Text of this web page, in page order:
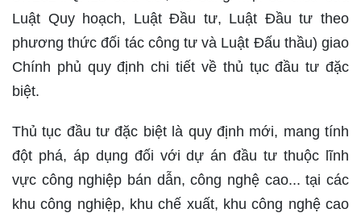
Luật Quy hoạch, Luật Đầu tư, Luật Đầu tư theo
phương thức đối tác công tư và Luật Đấu thầu) giao
Chính phủ quy định chi tiết về thủ tục đầu tư đặc
biệt.
Thủ tục đầu tư đặc biệt là quy định mới, mang tính
đột phá, áp dụng đối với dự án đầu tư thuộc lĩnh
vực công nghiệp bán dẫn, công nghệ cao... tại các
khu công nghiệp, khu chế xuất, khu công nghệ cao